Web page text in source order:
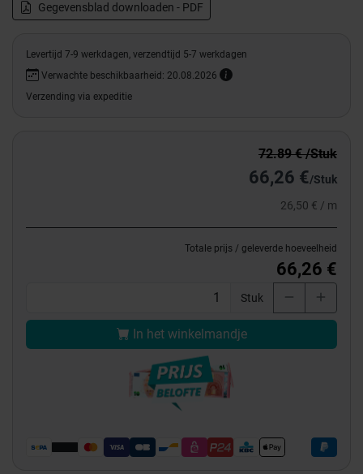
Gegevensblad downloaden - PDF
Levertijd 7-9 werkdagen, verzendtijd 5-7 werkdagen
Verwachte beschikbaarheid: 20.08.2026
Verzending via expeditie
72.89 € /Stuk
66,26 €/Stuk
26,50 € / m
Totale prijs / geleverde hoeveelheid
66,26 €
Stuk
In het winkelmandje